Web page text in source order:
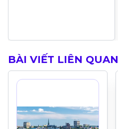
BÀI VIẾT LIÊN QUAN